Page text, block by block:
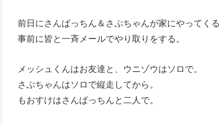
前日にさんぱっちん＆さぶちゃんが家にやってくる
事前に皆と一斉メールでやり取りをする。
メッシュくんはお友達と、ウニゾウはソロで。
さぶちゃんはソロで縦走してから。
もおすけはさんぱっちんと二人で。